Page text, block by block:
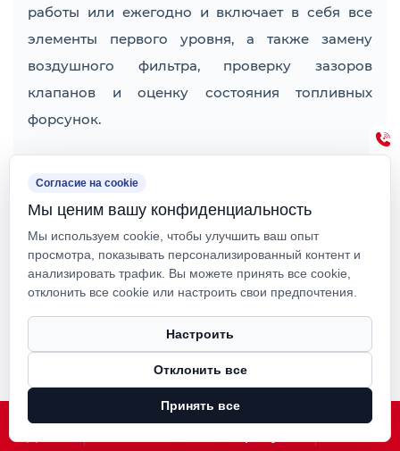
работы или ежегодно и включает в себя все
элементы первого уровня, а также замену
воздушного фильтра, проверку зазоров
клапанов и оценку состояния топливных
форсунок.
пыльных условиях, характерных для
горнодобывающей промышленности и
промышленности. Засоренные фильтры
ограничивают поток воздуха, снижая выходную
мощность и увеличивая расход топлива.
Оценка топливных форсунок обеспечивает
оптимальную эффективность сгорания,
минимизацию выбросов и поддержание
производительности в пределах технических
Согласие на cookie
Мы ценим вашу конфиденциальность
Мы используем cookie, чтобы улучшить ваш опыт
просмотра, показывать персонализированный контент и
анализировать трафик. Вы можете принять все cookie,
отклонить все cookie или настроить свои предпочтения.
Настроить
Отклонить все
Принять все